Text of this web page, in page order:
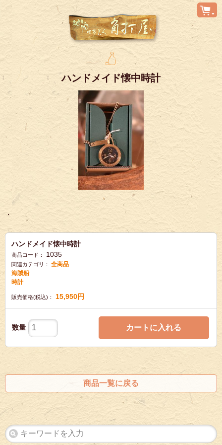
ハンドメイド懐中時計
・
ハンドメイド懐中時計
商品コード： 1035
関連カテゴリ：
全商品
海賊船
時計
販売価格(税込)： 15,950円
数量 カートに入れる
商品一覧に戻る